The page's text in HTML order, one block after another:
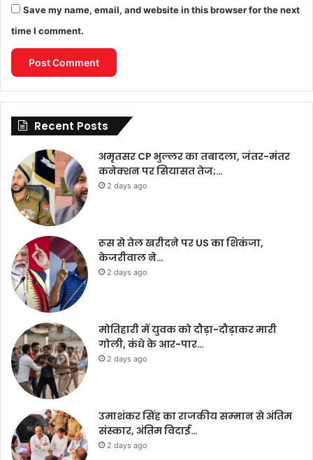
Save my name, email, and website in this browser for the next
time I comment.
Recent Posts
अमृतसर CP भुल्लर का तबादला, जंतर-मंतर
कनेक्शन पर सियासत तेज;…
2 days ago
रूस से तेल खरीदने पर US का शिकंजा,
केजरीवाल ने…
2 days ago
मोतिहारी में युवक को दौड़ा-दौड़ाकर मारी
गोली, कंधे के आर-पार…
2 days ago
उमाशंकर सिंह का राजकीय सम्मान से अंतिम
संस्कार, अंतिम विदाई…
2 days ago